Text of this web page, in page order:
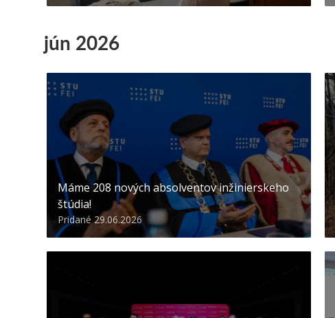
jún 2026
Máme 208 nových absolventov inžinierskeho
štúdia!
Pridané 29.06.2026